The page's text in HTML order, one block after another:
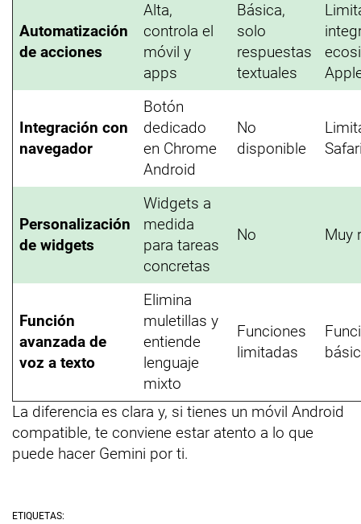
Automatización
de acciones
Alta,
controla el
móvil y
apps
Básica,
solo
respuestas
textuales
Integración con
navegador
Botón
dedicado
en Chrome
Android
No
disponible
Personalización
de widgets
Widgets a
medida
para tareas
concretas
No Muy
Función
avanzada de
voz a texto
Elimina
muletillas y
entiende
lenguaje
mixto
Funciones
limitadas
La diferencia es clara y, si tienes un móvil Android
compatible, te conviene estar atento a lo que
puede hacer Gemini por ti.
ETIQUETAS: